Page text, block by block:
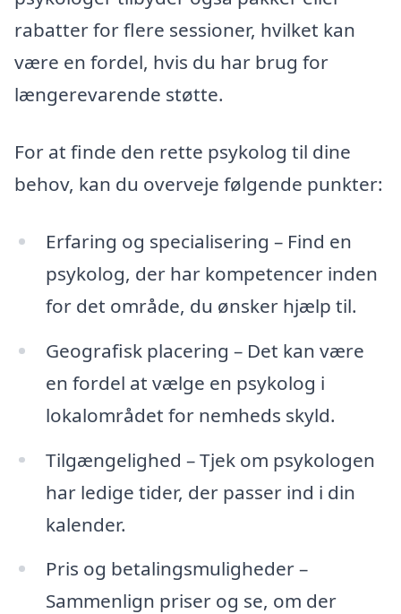
rabatter for flere sessioner, hvilket kan
være en fordel, hvis du har brug for
længerevarende støtte.
For at finde den rette psykolog til dine
behov, kan du overveje følgende punkter:
Erfaring og specialisering – Find en
psykolog, der har kompetencer inden
for det område, du ønsker hjælp til.
Geografisk placering – Det kan være
en fordel at vælge en psykolog i
lokalområdet for nemheds skyld.
Tilgængelighed – Tjek om psykologen
har ledige tider, der passer ind i din
kalender.
Pris og betalingsmuligheder –
Sammenlign priser og se, om der